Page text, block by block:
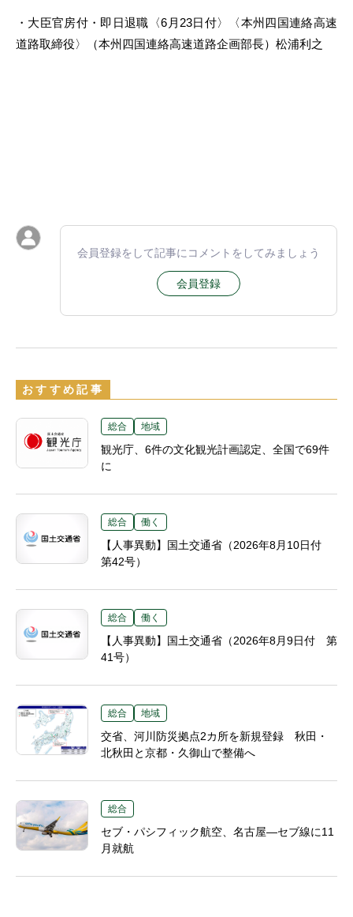
・大臣官房付・即日退職〈6月23日付〉〈本州四国連絡高速
道路取締役〉（本州四国連絡高速道路企画部長）松浦利之
会員登録をして記事にコメントをしてみましょう
会員登録
おすすめ記事
総合 地域
観光庁、6件の文化観光計画認定、全国で69件
に
総合 働く
【人事異動】国土交通省（2026年8月10日付
第42号）
総合 働く
【人事異動】国土交通省（2026年8月9日付 第
41号）
総合 地域
交省、河川防災拠点2カ所を新規登録 秋田・
北秋田と京都・久御山で整備へ
総合
セブ・パシフィック航空、名古屋―セブ線に11
月就航